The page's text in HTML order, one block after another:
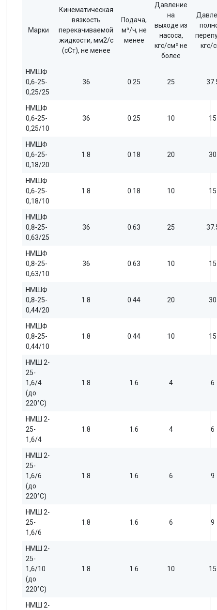
Марки
Кинематическая
вязкость
перекачиваемой
жидкости, мм2/с
(сСт), не менее
Подача,
м³/ч, не
менее
Давление
на
выходе из
насоса,
кгс/см² не
более
кгс/
НМШФ
0,6-25-
0,25/25
36 0.25 25
НМШФ
0,6-25-
0,25/10
36 0.25 10 15
НМШФ
0,6-25-
0,18/20
1.8 0.18 20 30
НМШФ
0,6-25-
0,18/10
1.8 0.18 10 15
НМШФ
0,8-25-
0,63/25
36 0.63 25
НМШФ
0,8-25-
0,63/10
36 0.63 10 15
НМШФ
0,8-25-
0,44/20
1.8 0.44 20 30
НМШФ
0,8-25-
0,44/10
1.8 0.44 10 15
НМШ 2-
25-
1,6/4
(до
220°С)
1.8 1.6 4 6
НМШ 2-
25-
1,6/4
1.8 1.6 4 6
НМШ 2-
25-
1,6/6
(до
220°С)
1.8 1.6 6 9
НМШ 2-
25-
1,6/6
1.8 1.6 6 9
НМШ 2-
25-
1,6/10
(до
220°С)
1.8 1.6 10 15
НМШ 2-